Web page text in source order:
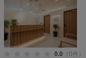
0.0 （0件）